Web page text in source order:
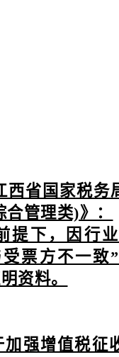
西省国家税
管理类)》：
提下，因行
票方不一致
资料。
加强增值税